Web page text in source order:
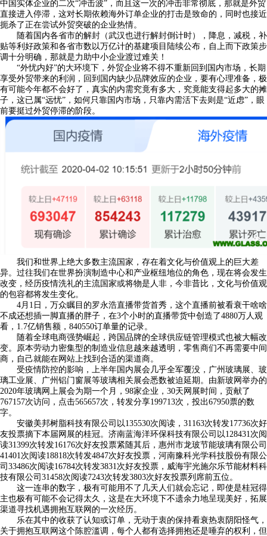
中国实体企业的二次“冲击波”，而且这一次的冲击非常彻底，那就是外贸
直接进入停滞，这对长期依赖海外订单企业的打击是致命的，同时也接近
扼杀了正在尝试外贸突破的企业热情。
随着国内各省市的解封（武汉也进行解封倒计时），降息，减税，补
贴等利好政策和各省市数以万亿计的基建项目陆续公布，自上而下政策步
调十分明确，那就是力助中小企业渡过难关！
“外忧内好”的大环境下，外贸企业将不得不重新回到国内市场，长期
享受外贸带来的利润，回到国内缺少品牌效应的企业，要有心理准备，极
有可能今年都不会好了，真实的内需究竟有多大，究竟能支得起多大的摊
子，这已属“远忧”，如何只靠国内市场，只靠内需活下去则是“近虑”，眼
前要挺过外贸停滞的阶段。
我们和世界上绝大多数主流国家，存在着文化与价值观上的巨大差
异。过往我们在世界扮演制造中心和产业枢纽地位的角色，现在将会发生
改变，经历疫情洗礼的主流国家或将物是人非，今非昔比，文化与价值观
的包容都将发生变化。
4月1日，万众瞩目的罗永浩直播带货首秀，这个直播前被看衰干啥啥
不成还想插一脚直播的胖子，在3个小时的直播带货中创造了4880万人观
看，1.7亿销售额，840550订单量的记录。
随着全球电商强势崛起，跨国品牌的全球供应链管理模式也被大幅改
变。原本劳动力密集型的制造业信息越来越透明，零售商们不再需要中间
商，自己就能在网站上找到合适的渠道商。
受疫情防控的影响，上半年国内展会几乎全军覆没，广州玻璃展、玻
璃工业展、广州铝门窗展等玻璃相关展会悉数被迫延期。由新玻网举办的
2020年玻璃网上展会为期一个月，98家企业，30天网展时间，贡献了
767157次访问，点击565657次，转发分享199713次，投出67950票的数
字。
安徽美邦树脂科技有限公司以135530次阅读，31163次转发17736次好
友投票摘下本届网展的桂冠。济南蓝海洋环保科技有限公司以128431次阅
读31399次转发16176次好友投票紧随其后，惠州市龙玻节能玻璃有限公司
41401次阅读18818次转发4847次好友投票，河南豫科光学科技股份有限公
司33486次阅读16784次转发3831次好友投票，威海宇光施尔乐节能材料科
技有限公司31458次阅读7243次转发3803次好友投票列席前五位。
这一连串的数字，极有可能用不了几天人们就会忘记，即使是桂冠得
主也极有可能不会记得太久，这是在大环境下不遗余力地呈现美好，拓展
渠道寻找机遇拥抱互联网的一次经历。
乐在其中的收获了认知或订单，无动于衷的保持看衰热衷阴阳怪气，
关于拥抱互联网这个陈腔滥调，每个人都有选择拥抱还是唾弃的权利，但